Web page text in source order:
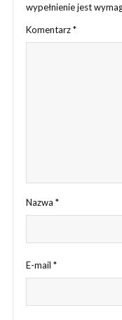
wypełnienie jest
Komentarz*
Nazwa *
E-mail *